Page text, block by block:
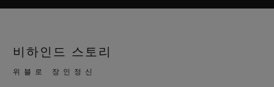
비하인드 스토리
위블로 장인정신